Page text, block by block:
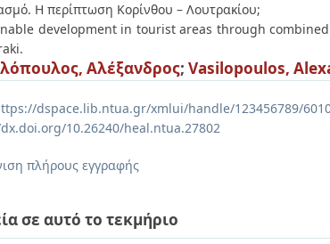
Η περίπτωση Κορίνθου – Λουτρακίου;
development in tourist areas through
Αλέξανδρος; Vasilopoulos,
dspace.lib.ntua.gr/xmlui/handle/123456789/
10.26240/heal.ntua.27802
πλήρους εγγραφής
σε αυτό το τεκμήριο